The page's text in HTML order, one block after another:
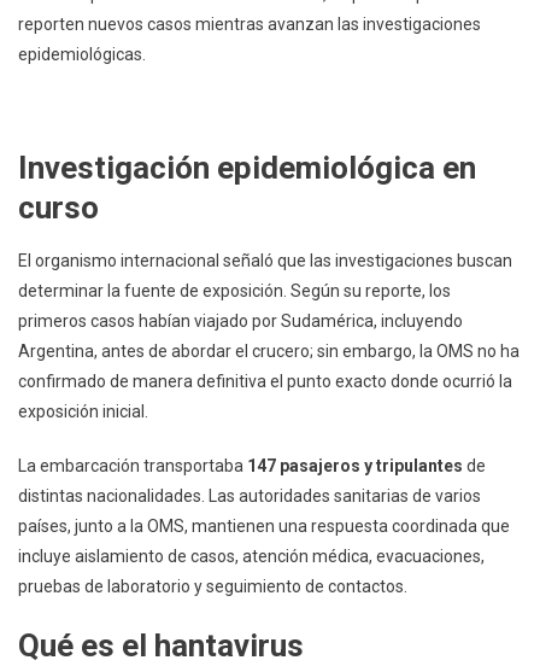
reporten nuevos casos mientras avanzan las investigaciones
epidemiológicas.
Investigación epidemiológica en
curso
El organismo internacional señaló que las investigaciones buscan
determinar la fuente de exposición. Según su reporte, los
primeros casos habían viajado por Sudamérica, incluyendo
Argentina, antes de abordar el crucero; sin embargo, la OMS no ha
confirmado de manera definitiva el punto exacto donde ocurrió la
exposición inicial.
La embarcación transportaba 147 pasajeros y tripulantes de
distintas nacionalidades. Las autoridades sanitarias de varios
países, junto a la OMS, mantienen una respuesta coordinada que
incluye aislamiento de casos, atención médica, evacuaciones,
pruebas de laboratorio y seguimiento de contactos.
Qué es el hantavirus